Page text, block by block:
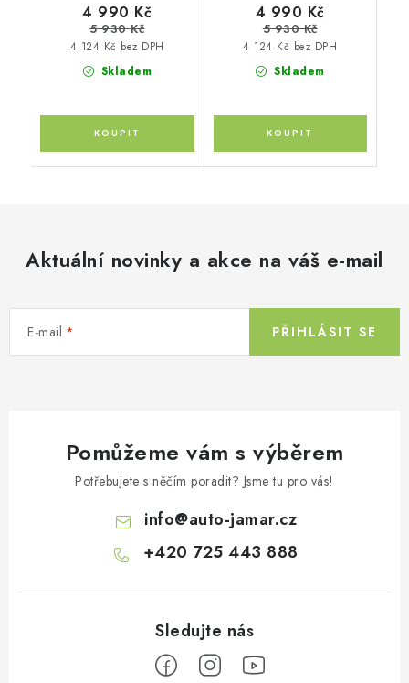
Skladem
4 124 Kč bez DPH
4 990 Kč
5 930 Kč
Skladem
4 124 Kč bez DPH
4 990 Kč
5 930 Kč
Aktuální novinky a akce na váš e-mail
E-mail PŘIHLÁSIT SE
Pomůžeme vám s výběrem
Potřebujete s něčím poradit? Jsme tu pro vás!
info@auto-jamar.cz
+420 725 443 888